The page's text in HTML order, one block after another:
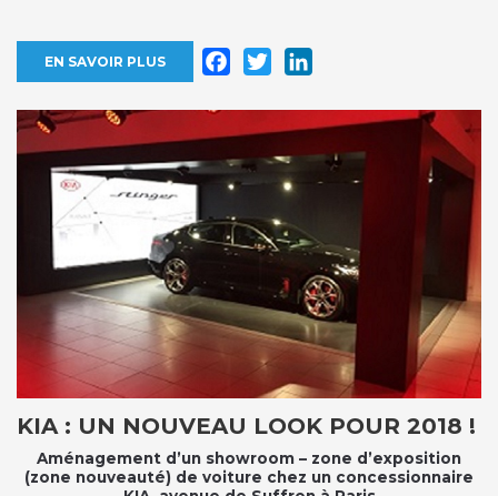
EN SAVOIR PLUS Facebook
Twitter
KIA : UN NOUVEAU LOOK POUR 2018 !
Aménagement d’un showroom – zone d’exposition
(zone nouveauté) de voiture chez un concessionnaire